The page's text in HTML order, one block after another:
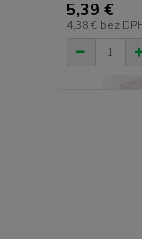
5,39 €
4,38 € bez